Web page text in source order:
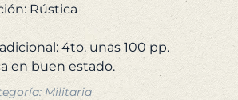
Rústica
4to. unas 100 pp.
Militaria